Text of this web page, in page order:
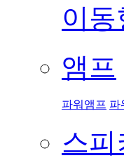
이동
앰프
파워앰프 파
스피